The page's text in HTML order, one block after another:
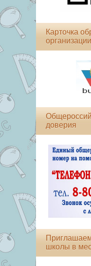
Карточка
организации
доверия
школы в